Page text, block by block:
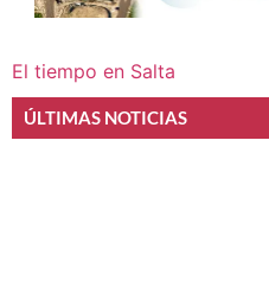
El tiempo en Salta
ÚLTIMAS NOTICIAS